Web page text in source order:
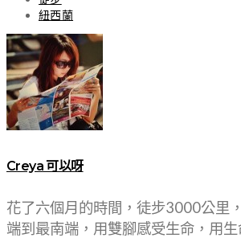
紐西蘭
Creya 可以呀
花了六個月的時間，徒步3000公里
端到最南端，用雙腳感受生命，用